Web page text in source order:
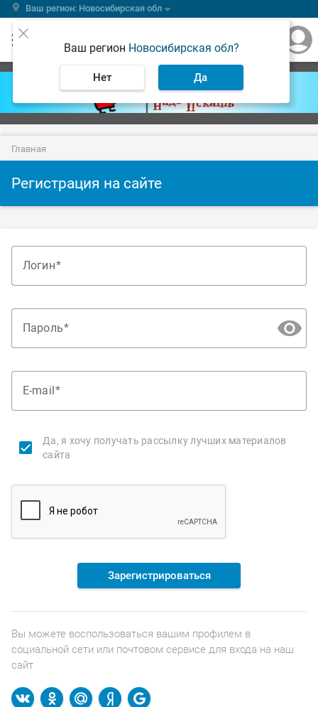
Ваш регион: Новосибирская обл
Ваш регион Новосибирская обл?
Нет Да
Главная
Регистрация на сайте
Логин
Пароль
E-mail
Да, я хочу получать рассылку лучших материалов
сайта
Зарегистрироваться
Вы можете воспользоваться вашим профилем в
социальной сети или почтовом сервисе для входа на наш
сайт